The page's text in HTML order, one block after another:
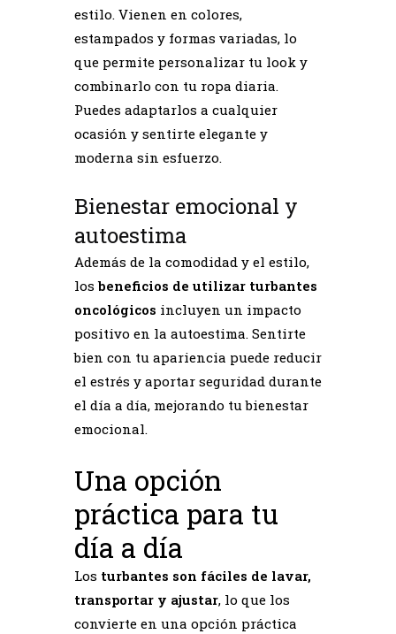
estilo. Vienen en colores,
estampados y formas variadas, lo
que permite personalizar tu look y
combinarlo con tu ropa diaria.
Puedes adaptarlos a cualquier
ocasión y sentirte elegante y
moderna sin esfuerzo.
Bienestar emocional y
autoestima
Además de la comodidad y el estilo,
losbeneficios de utilizar turbantes
oncológicos incluyen un impacto
positivo en la autoestima. Sentirte
bien con tu apariencia puede reducir
el estrés y aportar seguridad durante
el día a día, mejorando tu bienestar
emocional.
Una opción
práctica para tu
día a día
Los turbantes son fáciles de lavar,
transportar y ajustar, lo que los
convierte en una opción práctica